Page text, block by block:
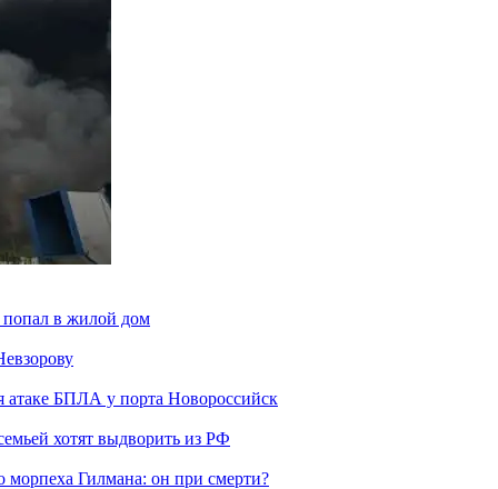
в жилой дом
атаке БПЛА у порта Новороссийск
хотят выдворить из РФ
Гилмана: он при смерти?